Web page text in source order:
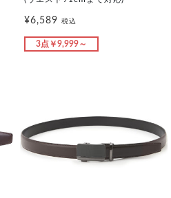
¥6,589 税込
3点￥9,999～